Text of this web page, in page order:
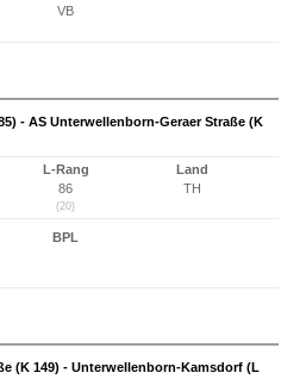
VB
- AS Unterwellenborn-Geraer Straße (K
L-Rang
86
(20)
Land
TH
BPL
(K 149) - Unterwellenborn-Kamsdorf (L